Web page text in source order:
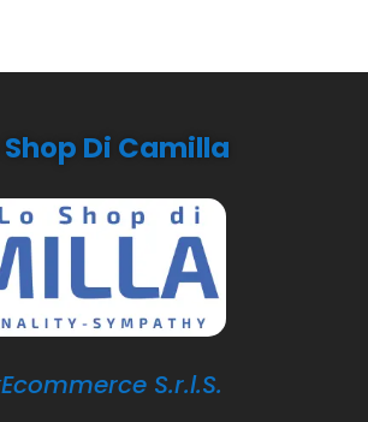
Shop Di Camilla
S.r.l.S.